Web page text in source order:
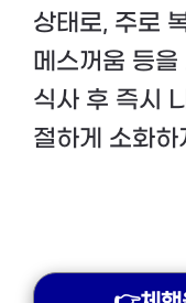
상태로, 주로
메스꺼움 등
식사 후 즉시
절하게 소화